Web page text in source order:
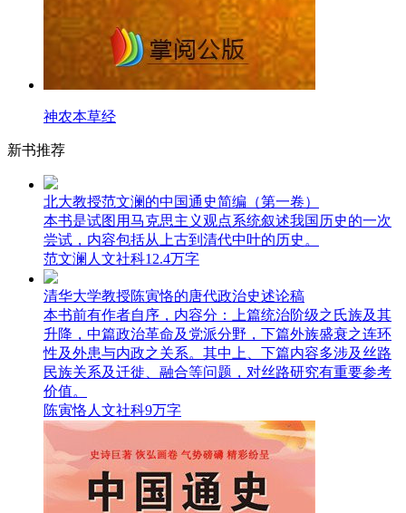
神农本草经
新书推荐
北大教授范文澜的中国通史简编（第一卷）
本书是试图用马克思主义观点系统叙述我国历史的一次
尝试，内容包括从上古到清代中叶的历史。
范文澜 人文社科12.4万字
清华大学教授陈寅恪的唐代政治史述论稿
本书前有作者自序，内容分：上篇统治阶级之氏族及其
升降，中篇政治革命及党派分野，下篇外族盛衰之连环
性及外患与内政之关系。其中上、下篇内容多涉及丝路
民族关系及迁徙、融合等问题，对丝路研究有重要参考
价值。
陈寅恪 人文社科9万字